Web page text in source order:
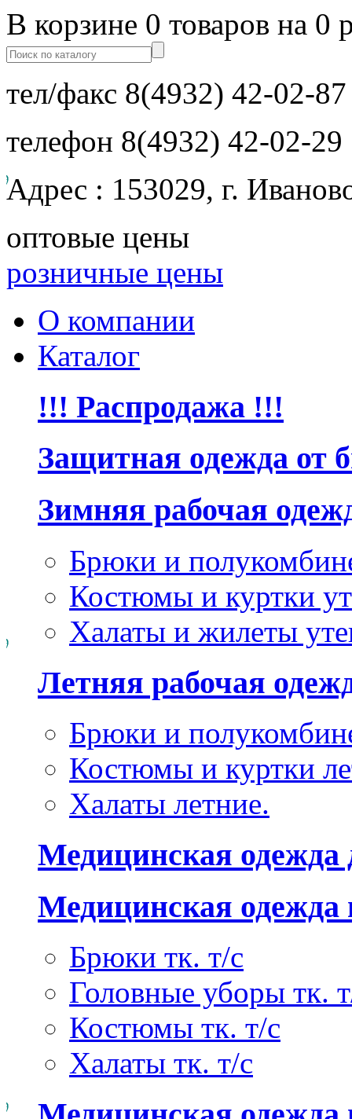
В корзине 0 товаров на 0
тел/факс 8(4932) 42-02-87
телефон 8(4932) 42-02-29
Адрес : 153029, г.
оптовые цены
розничные цены
О компании
Каталог
!!! Распродажа !!!
Защитная одежда от
Зимняя рабочая
Брюки и
Костюмы и куртки
Халаты и жилеты
Летняя рабочая
Брюки и
Костюмы и куртки
Халаты летние.
Медицинская
Медицинская одежда
Брюки тк. т/с
Головные уборы тк.
Костюмы тк. т/с
Халаты тк. т/с